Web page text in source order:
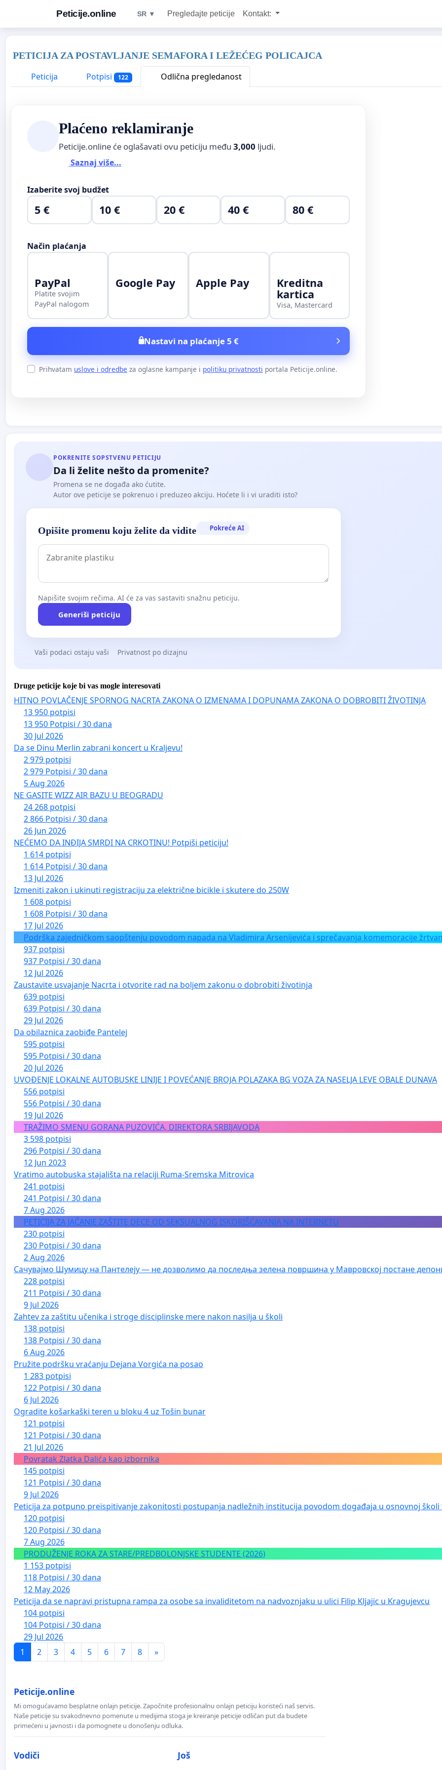
Peticije.online SR ▼ Pregledajte peticije Kontakt:
PETICIJA ZA POSTAVLJANJE SEMAFORA I LEŽEĆEG POLICAJCA
Peticija
Potpisi 122 Odlična pregledanost
Plaćeno reklamiranje
Peticije.online će oglašavati ovu peticiju među 3,000 ljudi.
Saznaj više...
Izaberite svoj budžet
5 € 10 € 20 € 40 € 80 €
Način plaćanja
PayPal
Platite svojim
PayPal nalogom
Google Pay Apple Pay Kreditna
kartica
Visa, Mastercard
Nastavi na plaćanje 5 €
Prihvatam uslove i odredbe za oglasne kampanje i politiku privatnosti portala Peticije.online.
POKRENITE SOPSTVENU PETICIJU
Da li želite nešto da promenite?
Promena se ne događa ako ćutite.
Autor ove peticije se pokrenuo i preduzeo akciju. Hoćete li i vi uraditi isto?
Opišite promenu koju želite da vidite Pokreće AI
Napišite svojim rečima. AI će za vas sastaviti snažnu peticiju.
Generiši peticiju
Vaši podaci ostaju vaši Privatnost po dizajnu
Druge peticije koje bi vas mogle interesovati
HITNO POVLAČENJE SPORNOG NACRTA ZAKONA O IZMENAMA I DOPUNAMA ZAKONA O DOBROBITI ŽIVOTINJA
13 950 potpisi
13 950 Potpisi / 30 dana
30 Jul 2026
Da se Dinu Merlin zabrani koncert u Kraljevu!
2 979 potpisi
2 979 Potpisi / 30 dana
5 Aug 2026
NE GASITE WIZZ AIR BAZU U BEOGRADU
24 268 potpisi
2 866 Potpisi / 30 dana
26 Jun 2026
NEĆEMO DA INĐIJA SMRDI NA CRKOTINU! Potpiši peticiju!
1 614 potpisi
1 614 Potpisi / 30 dana
13 Jul 2026
Izmeniti zakon i ukinuti registraciju za električne bicikle i skutere do 250W
1 608 potpisi
1 608 Potpisi / 30 dana
17 Jul 2026
Podrška zajedničkom saopštenju povodom napada na Vladimira Arsenijevića i sprečavanja komemoracije
937 potpisi
937 Potpisi / 30 dana
12 Jul 2026
Zaustavite usvajanje Nacrta i otvorite rad na boljem zakonu o dobrobiti životinja
639 potpisi
639 Potpisi / 30 dana
29 Jul 2026
Da obilaznica zaobiđe Pantelej
595 potpisi
595 Potpisi / 30 dana
20 Jul 2026
UVOĐENJE LOKALNE AUTOBUSKE LINIJE I POVEĆANJE BROJA POLAZAKA BG VOZA ZA NASELJA LEVE OBALE DUNAVA
556 potpisi
556 Potpisi / 30 dana
19 Jul 2026
TRAŽIMO SMENU GORANA PUZOVIĆA, DIREKTORA SRBIJAVODA
3 598 potpisi
296 Potpisi / 30 dana
12 Jun 2023
Vratimo autobuska stajališta na relaciji Ruma-Sremska Mitrovica
241 potpisi
241 Potpisi / 30 dana
7 Aug 2026
PETICIJA ZA JAČANJE ZAŠTITE DECE OD SEKSUALNOG ISKORIŠĆAVANJA NA INTERNETU
230 potpisi
230 Potpisi / 30 dana
2 Aug 2026
Сачувајмо Шумицу на Пантелеју — не дозволимо да последња зелена површина у Мавровској постане
228 potpisi
211 Potpisi / 30 dana
9 Jul 2026
Zahtev za zaštitu učenika i stroge disciplinske mere nakon nasilja u školi
138 potpisi
138 Potpisi / 30 dana
6 Aug 2026
Pružite podršku vraćanju Dejana Vorgića na posao
1 283 potpisi
122 Potpisi / 30 dana
6 Jul 2026
Ogradite košarkaški teren u bloku 4 uz Tošin bunar
121 potpisi
121 Potpisi / 30 dana
21 Jul 2026
Povratak Zlatka Dalića kao izbornika
145 potpisi
121 Potpisi / 30 dana
9 Jul 2026
Peticija za potpuno preispitivanje zakonitosti postupanja nadležnih institucija povodom događaja u osnovnoj školi
120 potpisi
120 Potpisi / 30 dana
7 Aug 2026
PRODUŽENJE ROKA ZA STARE/PREDBOLONJSKE STUDENTE (2026)
1 153 potpisi
118 Potpisi / 30 dana
12 May 2026
Peticija da se napravi pristupna rampa za osobe sa invaliditetom na nadvoznjaku u ulici Filip Kljajic u Kragujevcu
104 potpisi
104 Potpisi / 30 dana
29 Jul 2026
1
2 3 4 5 6 7 8 »
Peticije.online
Mi omogućavamo besplatne onlajn peticije. Započnite profesionalnu onlajn peticiju koristeći naš servis.
Naše peticije su svakodnevno pomenute u medijima stoga je kreiranje peticije odličan put da budete
primećeni u javnosti i da pomognete u donošenju odluka.
Vodiči Još